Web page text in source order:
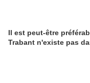
Il est peut-être
Trabant n'existe pas